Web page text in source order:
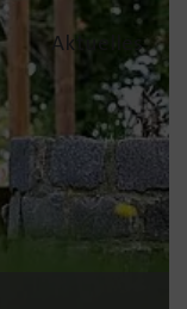
Aktuelles